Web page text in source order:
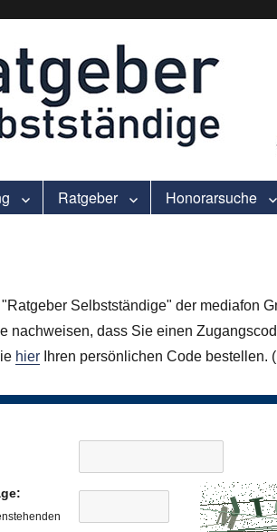
Selbstständige – praxisnah und individuell.
Ratgeber Honorarsuche
Selbstständige" der mediafon
nachweisen, dass Sie einen
hier Ihren persönlichen Code bestellen.